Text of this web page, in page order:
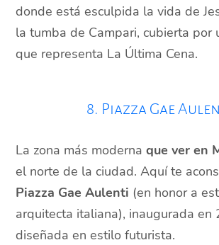
donde está esculpida la vida de
la tumba de Campari, cubierta por
que representa La Última Cena.
8. Piazza Gae
La zona más modernaque ver en
el norte de la ciudad. Aquí te
Piazza Gae Aulenti (en honor a
arquitecta italiana), inaugurada en
diseñada en estilo futurista.